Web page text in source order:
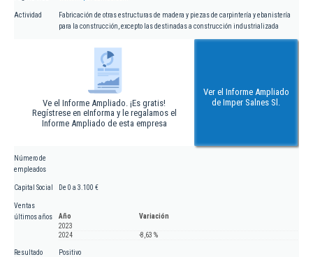
Actividad
Fabricación de otras estructuras de madera y piezas de carpintería y ebanistería
para la construcción, excepto las destinadas a construcción industrializada
Ve el Informe Ampliado. ¡Es gratis!
Regístrese en eInforma y le regalamos el
Informe Ampliado de esta empresa
Ver el Informe Ampliado
de Imper Salnes Sl.
Número de
empleados
Capital Social De 0 a 3.100 €
Ventas
últimos años
Año
Variación
2023
2024
-8,63 %
Resultado
Positivo